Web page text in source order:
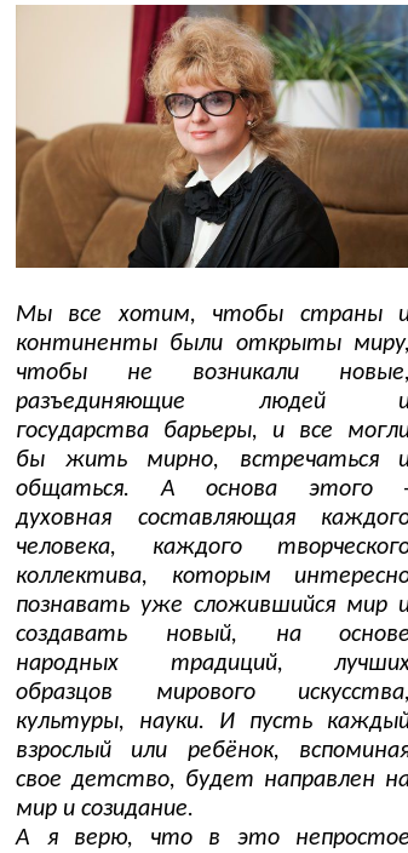
Мы все хотим, чтобы страны
континенты были открыты
чтобы не возникали
разъединяющие людей
государства барьеры, и все
бы жить мирно, встречаться
общаться. А основа этого
духовная составляющая
человека, каждого
коллектива, которым
познавать уже сложившийся мир
создавать новый, на
народных традиций,
образцов мирового
культуры, науки. И пусть
взрослый или ребёнок,
свое детство, будет направлен
мир и созидание.
А я верю, что в это